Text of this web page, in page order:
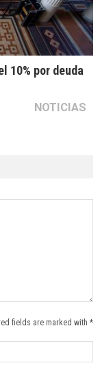
10% por deuda
NOTICIAS
fields are marked with *